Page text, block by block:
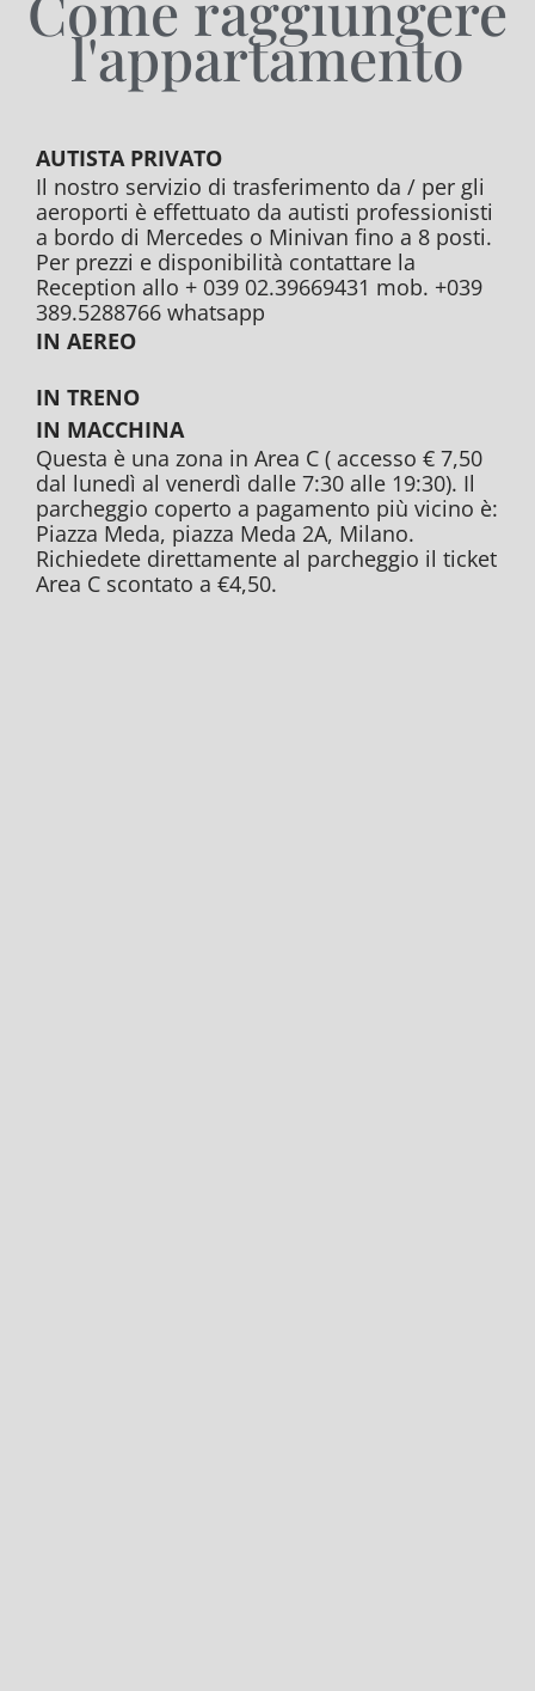
l'appartamento
AUTISTA PRIVATO
Il nostro servizio di trasferimento da / per gli
aeroporti è effettuato da autisti professionisti
a bordo di Mercedes o Minivan fino a 8 posti.
Per prezzi e disponibilità contattare la
Reception allo + 039 02.39669431 mob. +039
389.5288766 whatsapp
IN AEREO
IN TRENO
IN MACCHINA
Questa è una zona in Area C ( accesso € 7,50
dal lunedì al venerdì dalle 7:30 alle 19:30). Il
parcheggio coperto a pagamento più vicino è:
Piazza Meda, piazza Meda 2A, Milano.
Richiedete direttamente al parcheggio il ticket
Area C scontato a €4,50.